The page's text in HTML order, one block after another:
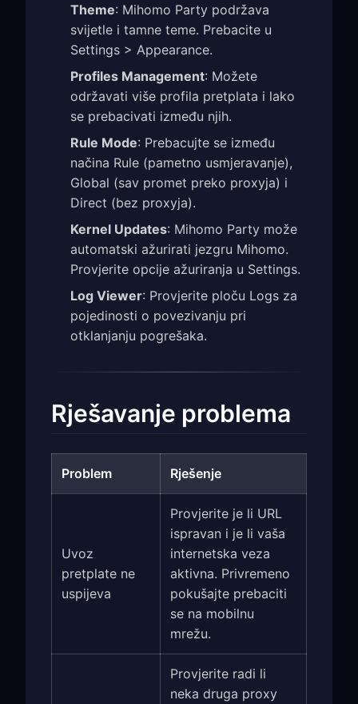
Theme: Mihomo Party podržava
svijetle i tamne teme. Prebacite u
Settings > Appearance.
Profiles Management: Možete
održavati više profila pretplata i lako
se prebacivati između njih.
Rule Mode: Prebacujte se između
načina Rule (pametno usmjeravanje),
Global (sav promet preko proxyja) i
Direct (bez proxyja).
Kernel Updates: Mihomo Party može
automatski ažurirati jezgru Mihomo.
Provjerite opcije ažuriranja u Settings.
Log Viewer: Provjerite ploču Logs za
pojedinosti o povezivanju pri
otklanjanju pogrešaka.
Rješavanje problema
Problem Rješenje
Uvoz
pretplate ne
uspijeva
Provjerite je li URL
ispravan i je li vaša
internetska veza
aktivna. Privremeno
pokušajte prebaciti
se na mobilnu
mrežu.
Provjerite radi li
neka druga proxy